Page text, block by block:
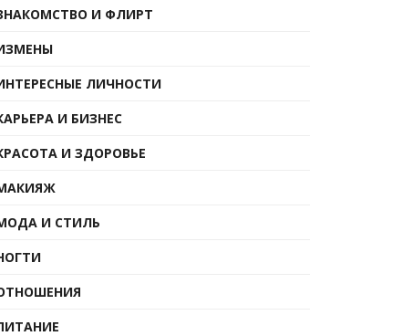
И ФЛИРТ
ЛИЧНОСТИ
И БИЗНЕС
И ЗДОРОВЬЕ
И СТИЛЬ